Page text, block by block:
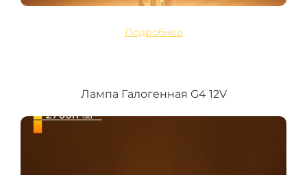
Подробнее
Лампа Галогенная G4 12V